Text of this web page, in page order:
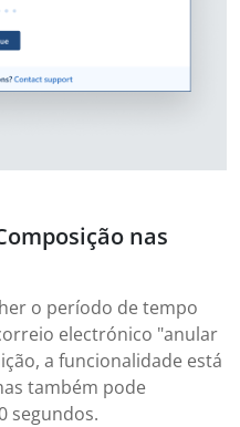
nas
o período de tempo
electrónico "anular
a funcionalidade está
também pode
segundos.